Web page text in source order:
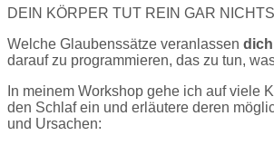
DEIN KÖRPER TUT REIN GAR
Welche Glaubenssätze veranlassen dich
darauf zu programmieren, das zu tun,
In meinem Workshop gehe ich auf viele
den Schlaf ein und erläutere deren
und Ursachen: